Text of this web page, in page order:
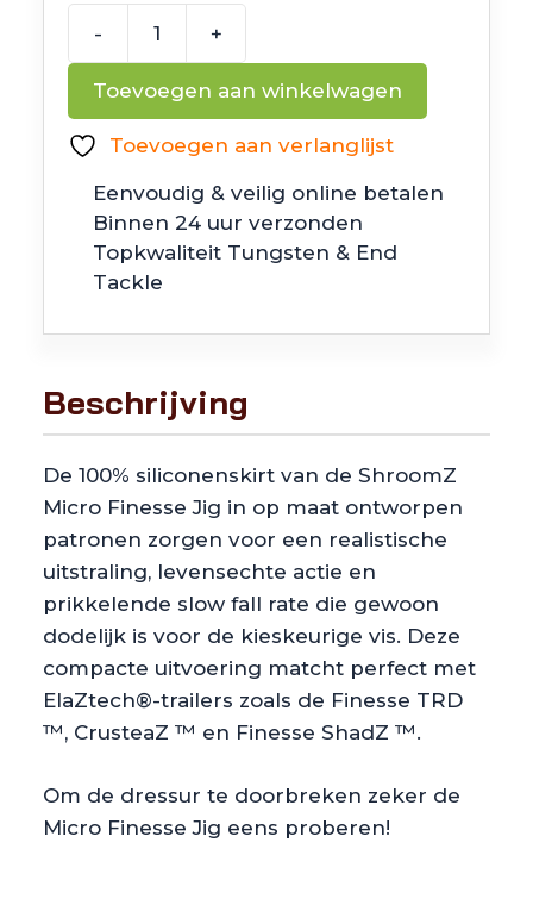
-
ShroomZ
Jig
3/16oz
-
+
Toevoegen aan winkelwagen
Toevoegen aan verlanglijst
Eenvoudig & veilig online betalen
Binnen 24 uur verzonden
Topkwaliteit Tungsten & End
Tackle
Beschrijving
De 100% siliconenskirt van de ShroomZ
Micro Finesse Jig in op maat ontworpen
patronen zorgen voor een realistische
uitstraling, levensechte actie en
prikkelende slow fall rate die gewoon
dodelijk is voor de kieskeurige vis. Deze
compacte uitvoering matcht perfect met
ElaZtech®-trailers zoals de Finesse TRD
™, CrusteaZ ™ en Finesse ShadZ ™.
Om de dressur te doorbreken zeker de
Micro Finesse Jig eens proberen!